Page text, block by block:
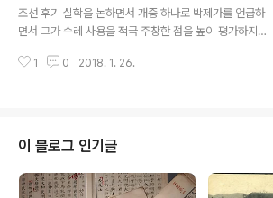
신 중 노릇을 했으면서도 불교에 대해서는 불구대천 원수
로 삼았으니, 그를 조술한 자들은 신통방통하게도 고려가
을 불교에서 찾았으니. 그리하여 불교에 대해서는 시종하
조선 후기 실학을 논하면서 개중 하나로 박제가를 언급하
면서 그가 수레 사용을 적극 주창한 점을 높이 평가하지
몰라 수레를 사용하지 않은 것 아니다. 산이 전국토 7할이
이며 차령산맥 등지는 터널을 뚫어야 했다. 이것 없이 수레
사용 운운은 다 개소리라, 설혹 수레가 있다한들 도로를 만
들지 못하니 무슨 소용이 있으리리오? 박제가의 꿈은 그 2
00년 뒤에 이룩하게 되니첫째, 일본넘들이니, 그들이 만든
1 0 2018. 1. 26.
이 블로그 인기글